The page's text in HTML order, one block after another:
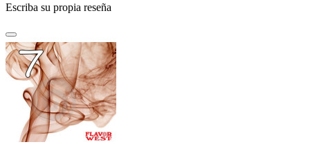
Escriba su propia reseña